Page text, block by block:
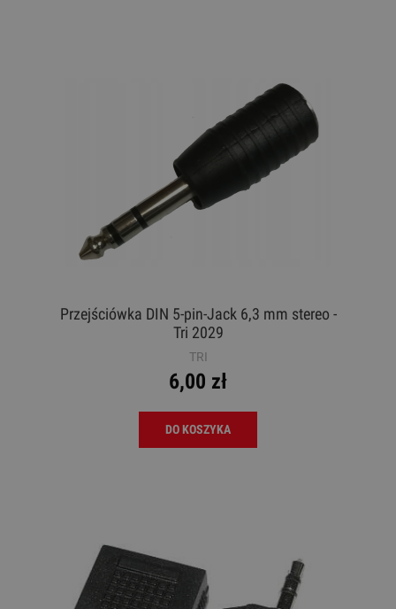
Przejściówka DIN 5-pin-Jack 6,3 mm stereo -
Tri 2029
TRI
6,00 zł
DO KOSZYKA